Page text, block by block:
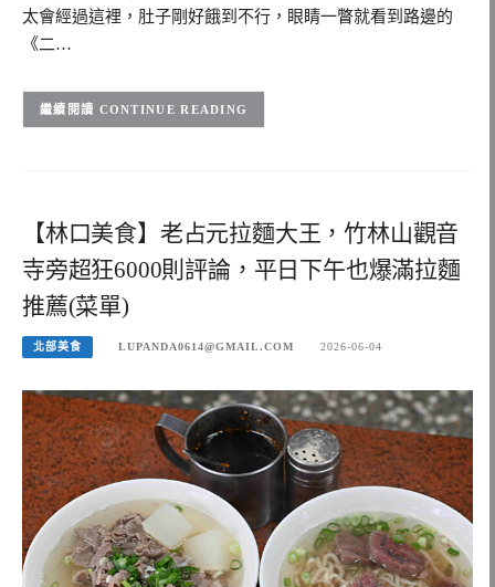
太會經過這裡，肚子剛好餓到不行，眼睛一瞥就看到路邊的
《二…
CONTINUE READING
【林口美食】老占元拉麵大王，竹林山觀音
寺旁超狂6000則評論，平日下午也爆滿拉麵
推薦(菜單)
北部美食 LUPANDA0614@GMAIL.COM 2026-06-04